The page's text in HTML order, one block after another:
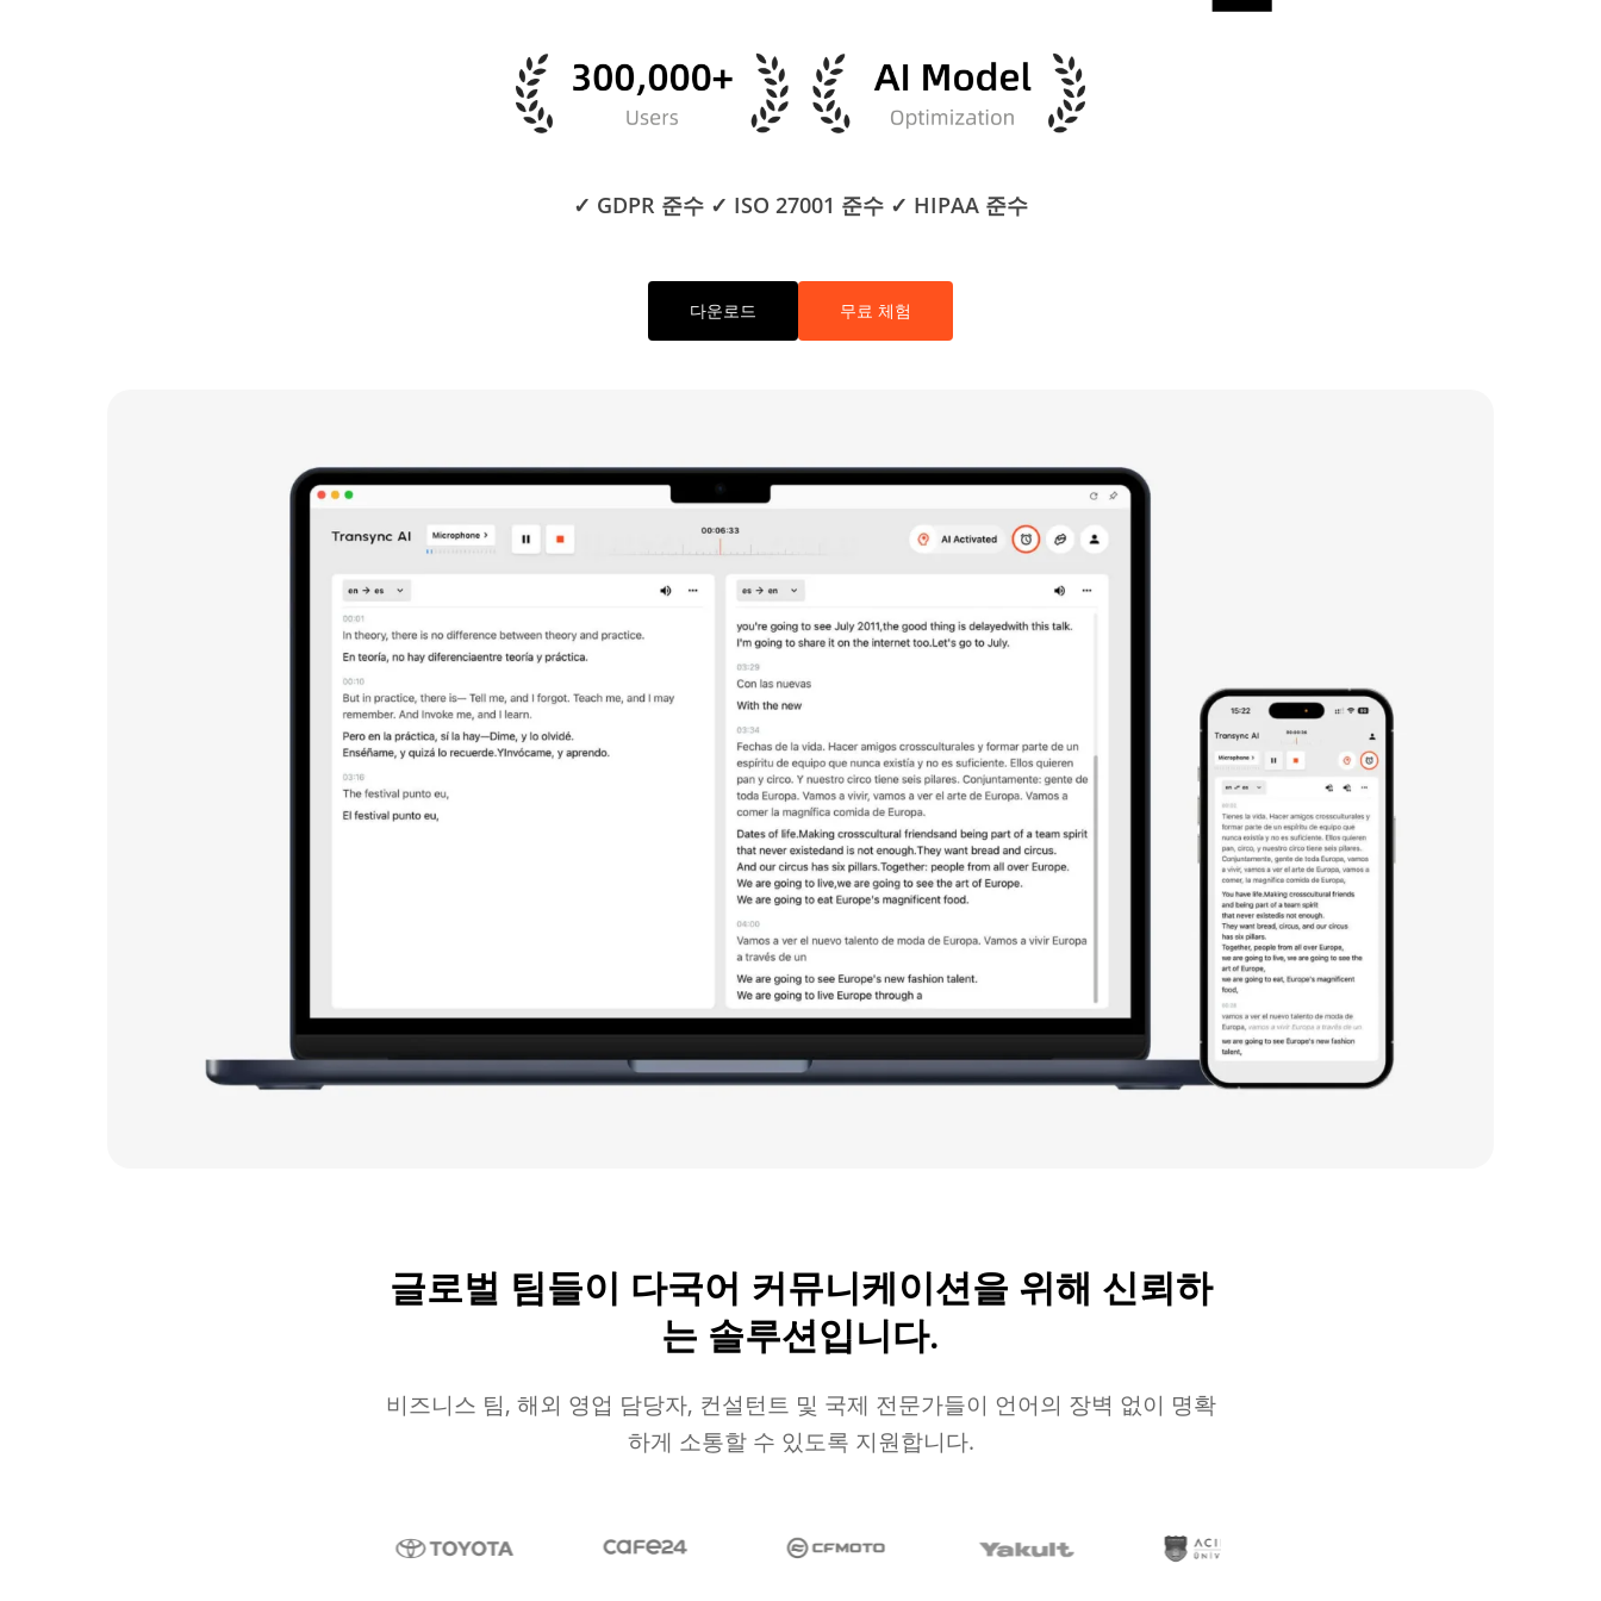
✓ GDPR 준수 ✓ ISO 27001 준수 ✓ HIPAA 준수
다운로드 무료 체험
글로벌 팀들이 다국어 커뮤니케이션을 위해 신뢰하
는 솔루션입니다.
비즈니스 팀, 해외 영업 담당자, 컨설턴트 및 국제 전문가들이 언어의 장벽 없이 명확
하게 소통할 수 있도록 지원합니다.